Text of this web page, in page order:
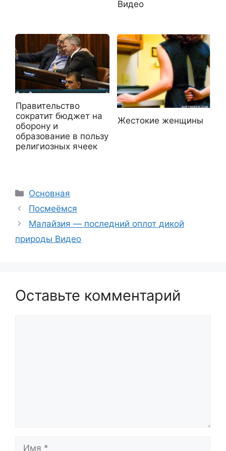
Видео
Правительство
сократит бюджет на
оборону и
образование в пользу
религиозных ячеек
Жестокие женщины
Рубрики
Основная
Посмеёмся
Малайзия — последний оплот дикой
природы Видео
Оставьте комментарий